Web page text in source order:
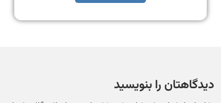
دیدگاهتان را بنویسید